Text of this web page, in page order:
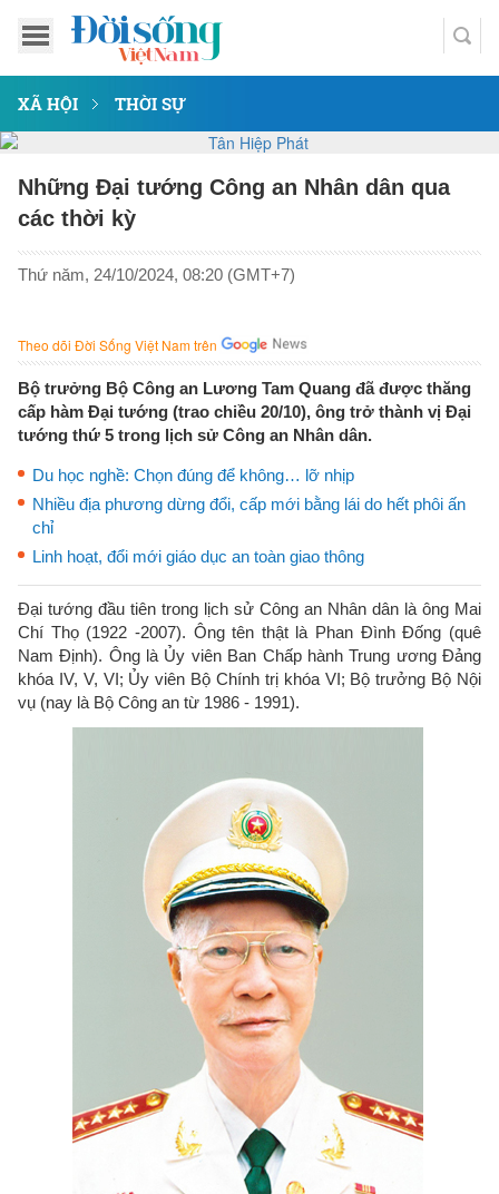
XÃ HỘI THỜI SỰ
Những Đại tướng Công an Nhân dân qua
các thời kỳ
Thứ năm, 24/10/2024, 08:20 (GMT+7)
Theo dõi Đời Sống Việt Nam trên
Bộ trưởng Bộ Công an Lương Tam Quang đã được thăng
cấp hàm Đại tướng (trao chiều 20/10), ông trở thành vị Đại
tướng thứ 5 trong lịch sử Công an Nhân dân.
Du học nghề: Chọn đúng để không… lỡ nhịp
Nhiều địa phương dừng đổi, cấp mới bằng lái do hết phôi ấn
chỉ
Linh hoạt, đổi mới giáo dục an toàn giao thông
Đại tướng đầu tiên trong lịch sử Công an Nhân dân là ông Mai
Chí Thọ (1922 -2007). Ông tên thật là Phan Đình Đống (quê
Nam Định). Ông là Ủy viên Ban Chấp hành Trung ương Đảng
khóa IV, V, VI; Ủy viên Bộ Chính trị khóa VI; Bộ trưởng Bộ Nội
vụ (nay là Bộ Công an từ 1986 - 1991).